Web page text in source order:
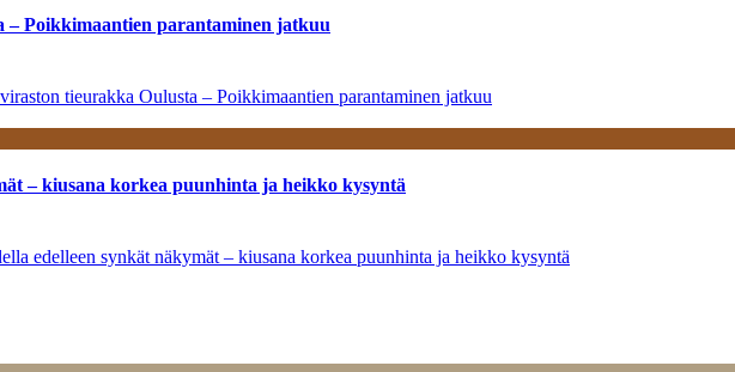
Poikkimaantien parantaminen jatkuu
tieurakka Oulusta – Poikkimaantien parantaminen jatkuu
– kiusana korkea puunhinta ja heikko kysyntä
edelleen synkät näkymät – kiusana korkea puunhinta ja heikko kysyntä